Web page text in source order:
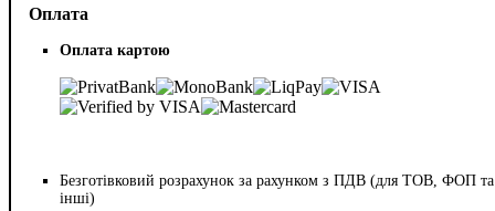
Оплата
Оплата картою
Безготівковий розрахунок за рахунком з ПДВ (для ТОВ, ФОП та
інші)